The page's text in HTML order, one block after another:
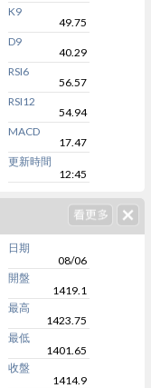
K9
49.75
D9
40.29
RSI6
56.57
RSI12
54.94
MACD
17.47
更新時間
12:45
日期
08/06
開盤
1419.1
最高
1423.75
最低
1401.65
收盤
1414.9